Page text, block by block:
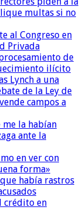
multas si no
al Congreso en
Privada
de
ilícito
Lynch a una
de la Ley de
campos a
la habían
ante la
en ver con
forma»
había rastros
crédito en